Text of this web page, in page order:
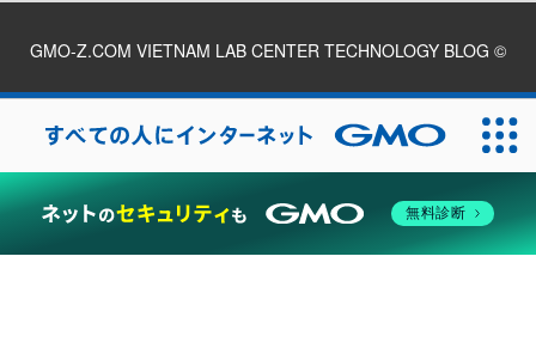
GMO-Z.COM VIETNAM LAB CENTER TECHNOLOGY BLOG ©
2026
無料診断